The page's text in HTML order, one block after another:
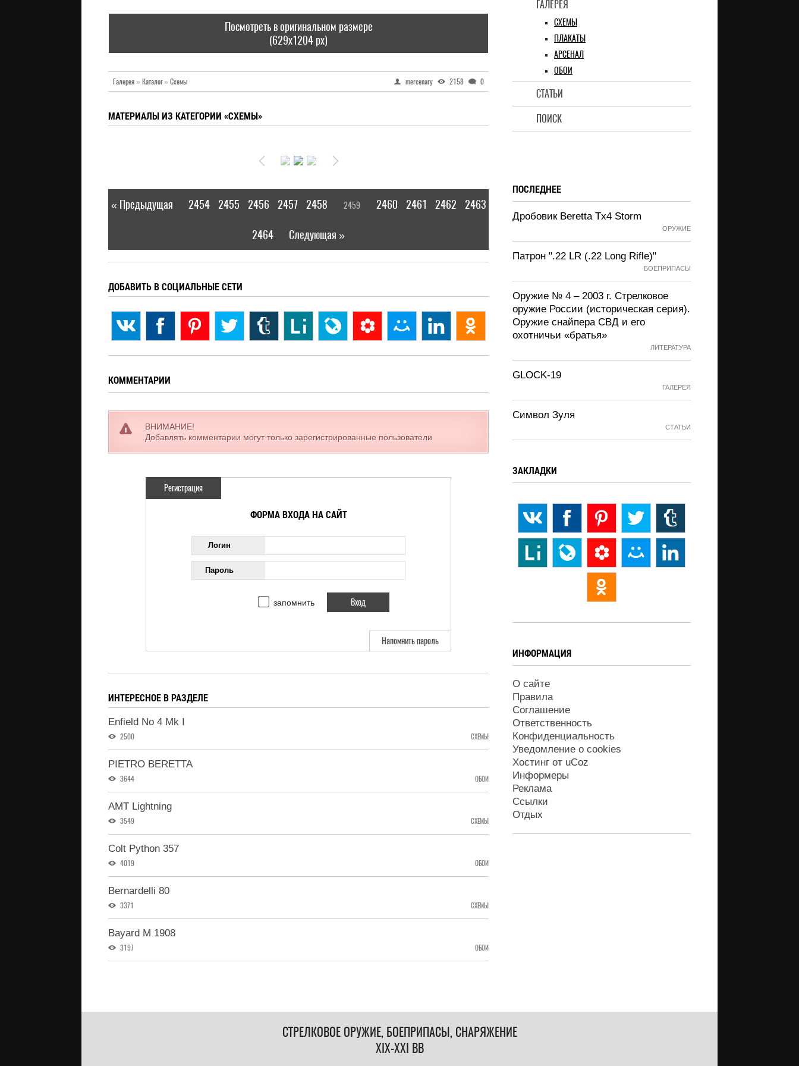
ГАЛЕРЕЯ
СХЕМЫ
ПЛАКАТЫ
АРСЕНАЛ
ОБОИ
СТАТЬИ
ПОИСК
Посмотреть в оригинальном размере
(629x1204 px)
Галерея» Каталог» Схемы mercenary 2158 0
МАТЕРИАЛЫ ИЗ КАТЕГОРИИ «СХЕМЫ»
« Предыдущая 2454 2455 2456 2457 2458 2459 2460 2461 2462 2463
2464 Следующая »
ДОБАВИТЬ В СОЦИАЛЬНЫЕ СЕТИ
КОММЕНТАРИИ
ВНИМАНИЕ!
Добавлять комментарии могут только зарегистрированные пользователи
Регистрация
ФОРМА ВХОДА НА САЙТ
Логин
Пароль
запомнить
Напомнить пароль
ИНТЕРЕСНОЕ В РАЗДЕЛЕ
Enfield No 4 Mk I
2500 СХЕМЫ
PIETRO BERETTA
3644 ОБОИ
AMT Lightning
3549 СХЕМЫ
Colt Python 357
4019 ОБОИ
Bernardelli 80
3371 СХЕМЫ
Bayard M 1908
3197 ОБОИ
ПОСЛЕДНЕЕ
Дробовик Beretta Tx4 Storm
ОРУЖИЕ
Патрон ".22 LR (.22 Long Rifle)"
БОЕПРИПАСЫ
Оружие № 4 – 2003 г. Стрелковое
оружие России (историческая серия).
Оружие снайпера СВД и его
охотничьи «братья»
ЛИТЕРАТУРА
GLOCK-19
ГАЛЕРЕЯ
Символ Зуля
СТАТЬИ
ЗАКЛАДКИ
ИНФОРМАЦИЯ
О сайте
Правила
Соглашение
Ответственность
Конфиденциальность
Уведомление о cookies
Хостинг от uCoz
Информеры
Реклама
Ссылки
Отдых
СТРЕЛКОВОЕ ОРУЖИЕ, БОЕПРИПАСЫ, СНАРЯЖЕНИЕ
XIX-XXI ВВ